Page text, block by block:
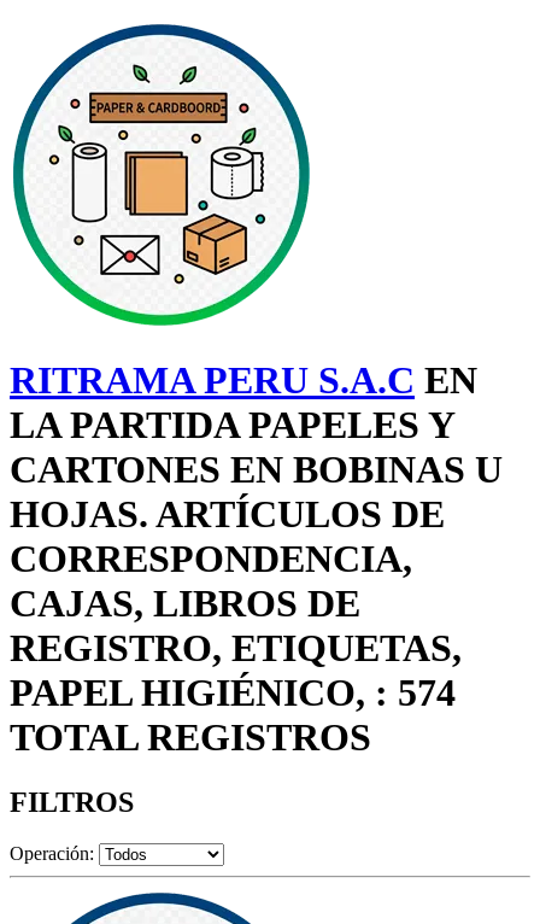
RITRAMA PERU S.A.C EN
LA PARTIDA PAPELES Y
CARTONES EN BOBINAS U
HOJAS. ARTÍCULOS DE
CORRESPONDENCIA,
CAJAS, LIBROS DE
REGISTRO, ETIQUETAS,
PAPEL HIGIÉNICO, : 574
TOTAL REGISTROS
FILTROS
Operación: